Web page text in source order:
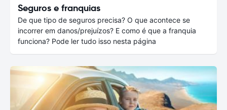
Seguros e franquias
De que tipo de seguros precisa? O que acontece se
incorrer em danos/prejuízos? E como é que a franquia
funciona? Pode ler tudo isso nesta página